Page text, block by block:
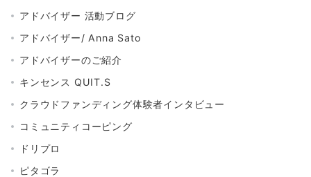
アドバイザー 活動ブログ
アドバイザー/ Anna Sato
アドバイザーのご紹介
キンセンス QUIT.S
クラウドファンディング体験者インタビュー
コミュニティコーピング
ドリプロ
ピタゴラ